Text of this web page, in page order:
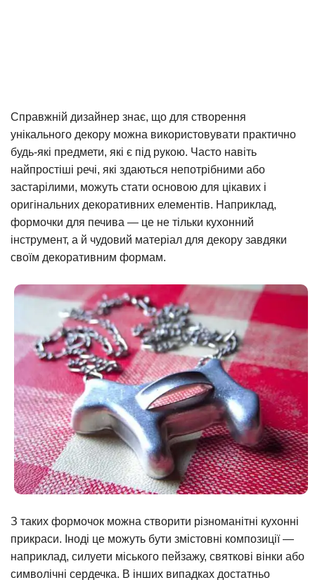
Справжній дизайнер знає, що для створення
унікального декору можна використовувати практично
будь-які предмети, які є під рукою. Часто навіть
найпростіші речі, які здаються непотрібними або
застарілими, можуть стати основою для цікавих і
оригінальних декоративних елементів. Наприклад,
формочки для печива — це не тільки кухонний
інструмент, а й чудовий матеріал для декору завдяки
своїм декоративним формам.
З таких формочок можна створити різноманітні кухонні
прикраси. Іноді це можуть бути змістовні композиції —
наприклад, силуети міського пейзажу, святкові вінки або
символічні сердечка. В інших випадках достатньо